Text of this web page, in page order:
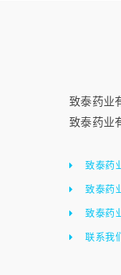
致泰药业
致泰药业
致泰药
致泰药
致泰药
联系我们